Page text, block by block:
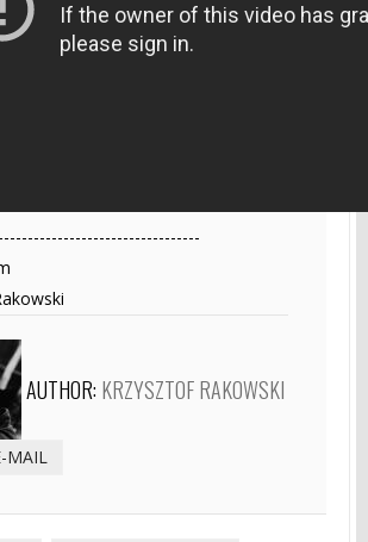
AUTHOR: KRZYSZTOF RAKOWSKI
MAIL